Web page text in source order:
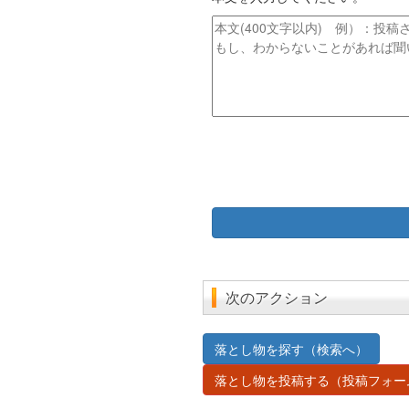
ス
ル
本
文
次のアクション
落とし物を探す（検索へ）
落とし物を投稿する（投稿フォ